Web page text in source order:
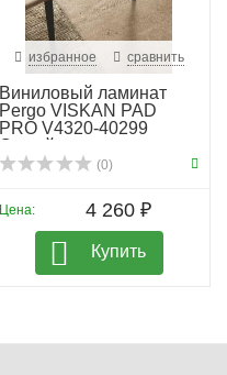
избранное сравнить
Виниловый ламинат
Pergo VISKAN PAD
PRO V4320-40299
Серый ...
(0)
Цена: 4 260 ₽
Купить